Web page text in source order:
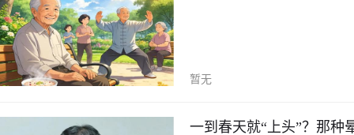
暂无
一到春天就“上头”？那种